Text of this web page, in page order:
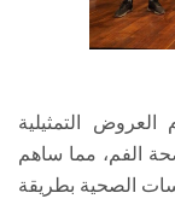
التمثيلية
الفم، مما ساهم
الصحية بطريقة